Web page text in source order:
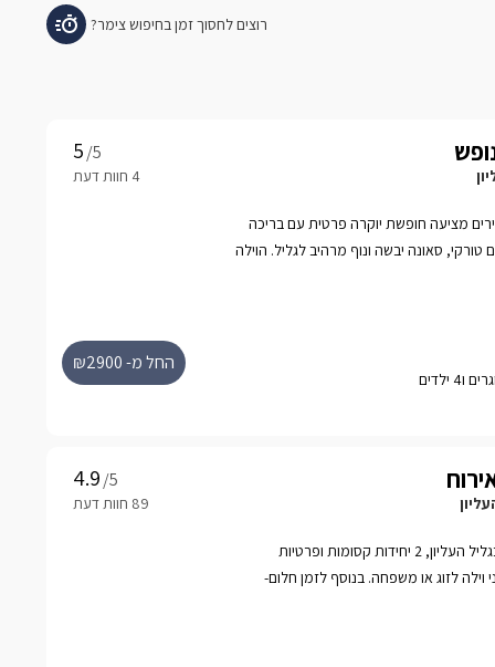
/5
מציעה חופשת יוקרה פרטית עם בריכה
סאונה יבשה ונוף מרהיב לגליל. הוילה
החל מ- ₪2900
/5
במושב אמירים המבוקש שבגליל העליון, 2 יחידות קסומות ופרטיות
וילה לזוג או משפחה. בנוסף לזמן חלום-